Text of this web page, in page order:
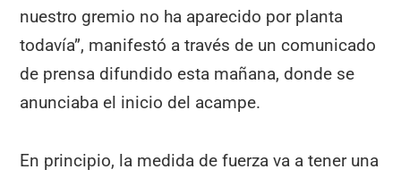
nuestro gremio no ha aparecido por planta
todavía”, manifestó a través de un comunicado
de prensa difundido esta mañana, donde se
anunciaba el inicio del acampe.
En principio, la medida de fuerza va a tener una